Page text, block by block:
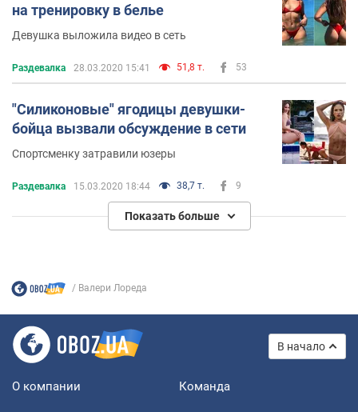
на тренировку в белье
Девушка выложила видео в сеть
Раздевалка 28.03.2020 15:41 51,8 т. 53
"Силиконовые" ягодицы девушки-
бойца вызвали обсуждение в сети
Спортсменку затравили юзеры
Раздевалка 15.03.2020 18:44 38,7 т. 9
Показать больше
Валери Лореда
В начало
О компании Команда